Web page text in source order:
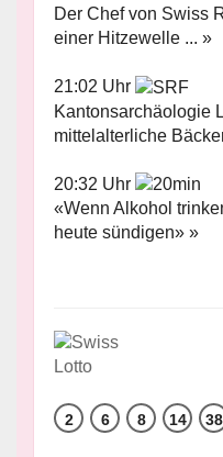
Der Chef von Swiss
einer Hitzewelle ... »
21:02 Uhr
Kantonsarchäologie
mittelalterliche
20:32 Uhr
«Wenn Alkohol
heute sündigen» »
2 6 8 14 38